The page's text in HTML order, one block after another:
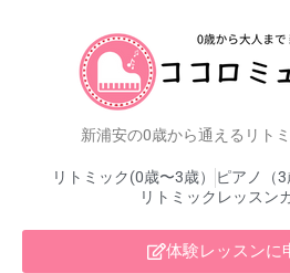
新浦安の0歳から通えるリト
リトミック(0歳〜3歳） ピアノ（3
リトミックレッスン
体験レッスンに